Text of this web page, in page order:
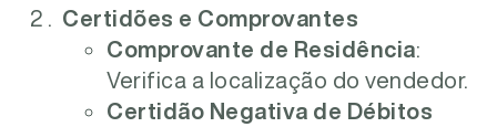
Certidões e Comprovantes
Comprovante de Residência:
Verifica a localização do vendedor.
Certidão Negativa de Débitos